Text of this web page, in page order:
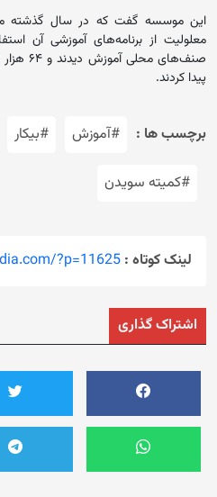
این موسسه گفت که در سال گذشته
پیدا کردند.
برچسب ها : #آموزش #بیکار
#کمیته سویدن
لینک کوتاه :?p=11625
اشتراک گذاری